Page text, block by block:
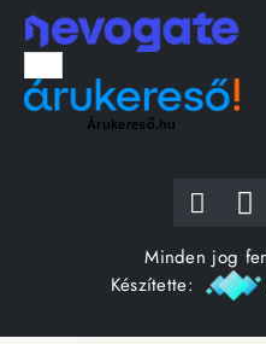
Árukereső.hu
Minden jog
Készítette: